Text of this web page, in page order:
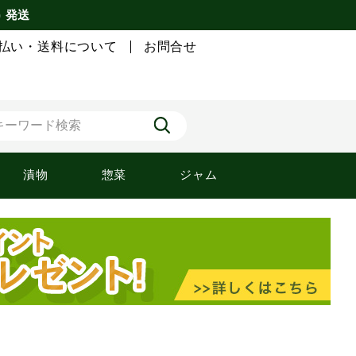
発送
い・送料について お問合せ
漬物 惣菜 ジャム